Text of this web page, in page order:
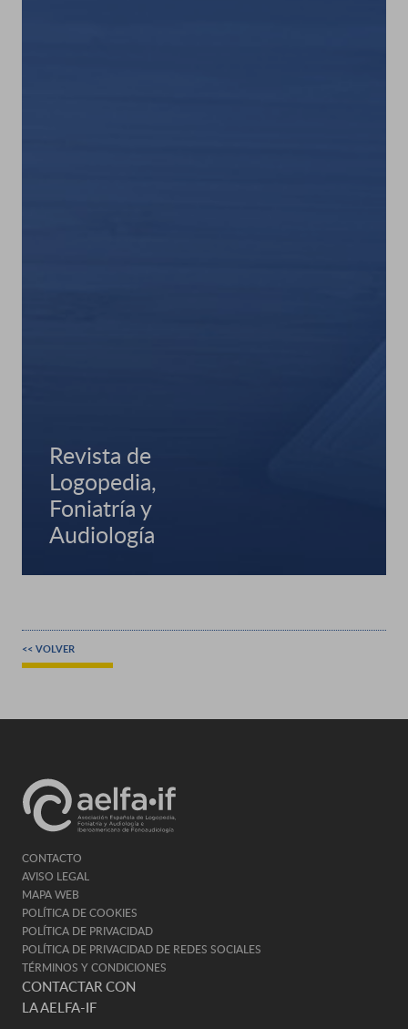
Revista de
Logopedia,
Foniatría y
Audiología
<< VOLVER
CONTACTO
AVISO LEGAL
MAPA WEB
POLÍTICA DE COOKIES
POLÍTICA DE PRIVACIDAD
POLÍTICA DE PRIVACIDAD DE REDES SOCIALES
TÉRMINOS Y CONDICIONES
CONTACTAR CON
LA AELFA-IF